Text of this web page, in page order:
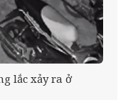
lắc xảy ra ở